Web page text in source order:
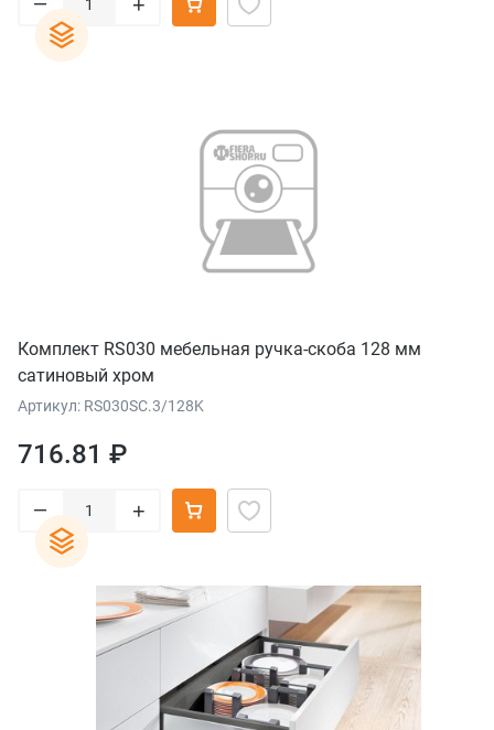
Комплект RS030 мебельная ручка-скоба 128 мм
сатиновый хром
Артикул: RS030SC.3/128K
716.81 ₽
– +